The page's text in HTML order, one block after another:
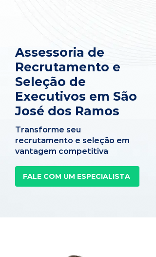
Assessoria de
Recrutamento e
Seleção de
Executivos em São
José dos Ramos
Transforme seu
recrutamento e seleção em
vantagem competitiva
FALE COM UM ESPECIALISTA